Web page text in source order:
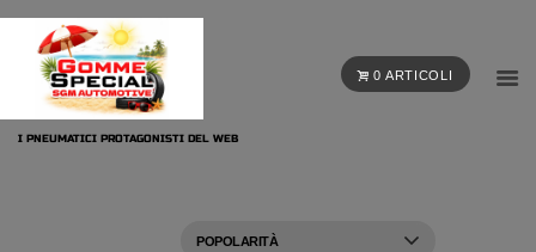
0 ARTICOLI
I PNEUMATICI PROTAGONISTI DEL WEB